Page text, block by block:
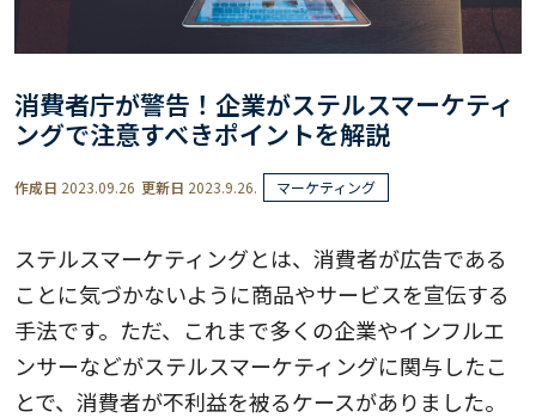
消費者庁が警告！企業がステルスマーケティ
ングで注意すべきポイントを解説
作成日 2023.09.26 更新日 2023.9.26. マーケティング
ステルスマーケティングとは、消費者が広告である
ことに気づかないように商品やサービスを宣伝する
手法です。ただ、これまで多くの企業やインフルエ
ンサーなどがステルスマーケティングに関与したこ
とで、消費者が不利益を被るケースがありました。